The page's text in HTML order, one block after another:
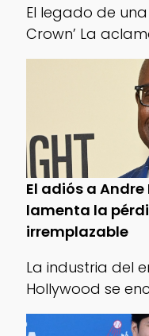
El legado de
Crown’ La
El adiós a
lamenta la
irremplazable
La industria del
Hollywood se